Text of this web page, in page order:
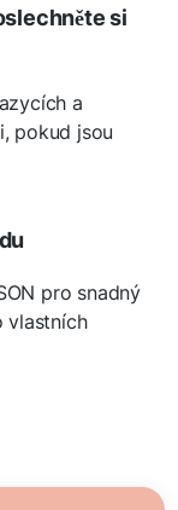
si
a
pokud jsou
pro snadný
vlastních